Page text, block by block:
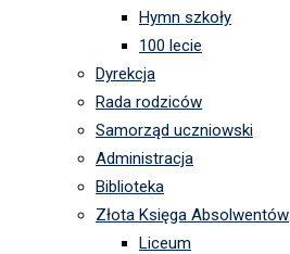
Hymn szkoły
100 lecie
Dyrekcja
Rada rodziców
Samorząd uczniowski
Administracja
Biblioteka
Złota Księga Absolwentów
Liceum